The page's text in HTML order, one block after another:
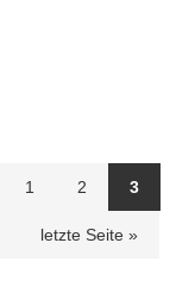
1 2 3
letzte Seite »